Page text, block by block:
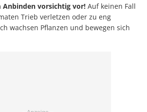
Anbinden vorsichtig vor! Auf keinen Fall
Trieb verletzen oder zu eng
wachsen Pflanzen und bewegen sich